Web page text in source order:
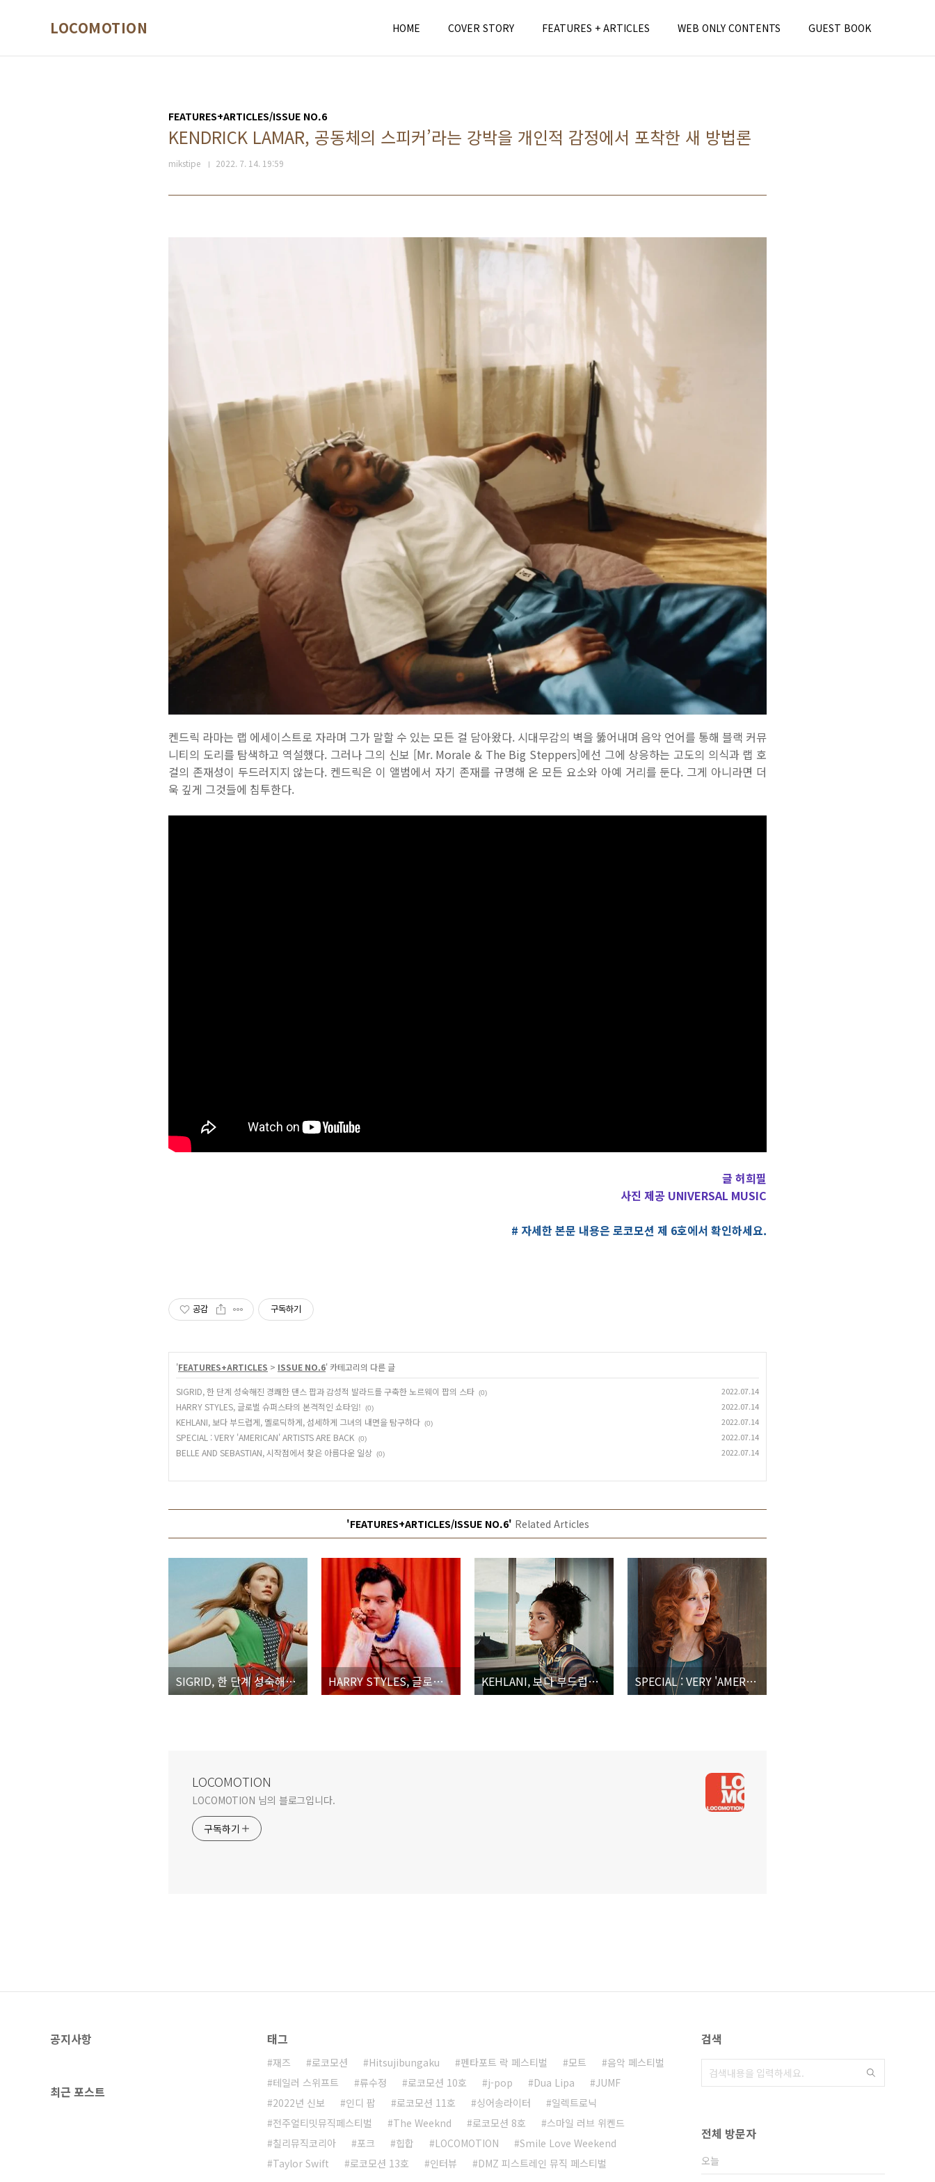
LOCOMOTION HOME COVER STORY FEATURES + ARTICLES WEB ONLY CONTENTS GUEST BOOK
FEATURES+ARTICLES/ISSUE NO.6
KENDRICK LAMAR, 공동체의 스피커’라는 강박을 개인적 감정에서 포착한 새 방법론
mikstipe 2022. 7. 14. 19:59
켄드릭 라마는 랩 에세이스트로 자라며 그가 말할 수 있는 모든 걸 담아왔다. 시대무감의 벽을 뚫어내며 음악 언어를 통해 블랙 커뮤
니티의 도리를 탐색하고 역설했다. 그러나 그의 신보 [Mr. Morale & The Big Steppers]에선 그에 상응하는 고도의 의식과 랩 호
걸의 존재성이 두드러지지 않는다. 켄드릭은 이 앨범에서 자기 존재를 규명해 온 모든 요소와 아예 거리를 둔다. 그게 아니라면 더
욱 깊게 그것들에 침투한다.
글 허희필
사진 제공 UNIVERSAL MUSIC
# 자세한 본문 내용은 로코모션 제 6호에서 확인하세요.
공감 구독하기
'FEATURES+ARTICLES > ISSUE NO.6' 카테고리의 다른 글
SIGRID, 한 단계 성숙해진 경쾌한 댄스 팝과 감성적 발라드를 구축한 노르웨이 팝의 스타 (0) 2022.07.14
HARRY STYLES, 글로벌 슈퍼스타의 본격적인 쇼타임! (0) 2022.07.14
KEHLANI, 보다 부드럽게, 멜로딕하게, 섬세하게 그녀의 내면을 탐구하다 (0) 2022.07.14
SPECIAL : VERY 'AMERICAN' ARTISTS ARE BACK (0) 2022.07.14
BELLE AND SEBASTIAN, 시작점에서 찾은 아름다운 일상 (0) 2022.07.14
'FEATURES+ARTICLES/ISSUE NO.6' Related Articles
SIGRID, 한 단계 성숙해진 경쾌한 댄스 팝과 감성적 발라드를 구축한 노르웨이 팝의 스타 HARRY STYLES, 글로벌 슈퍼스타의 본격적인 쇼타임! KEHLANI, 보다 부드럽게, 멜로딕하게, 섬세하게 그녀의 내면을 탐구하다 SPECIAL : VERY 'AMERICAN' ARTISTS ARE BACK
LOCOMOTION
LOCOMOTION 님의 블로그입니다.
구독하기
공지사항
최근 포스트
태그
재즈 로코모션 Hitsujibungaku 펜타포트 락 페스티벌 모트
음악 페스티벌
테일러 스위프트
류수정 로코모션 10호 j-pop Dua Lipa
JUMF
2022년 신보
인디 팝 로코모션 11호 싱어송라이터
일렉트로닉
전주얼티밋뮤직페스티벌
The Weeknd 로코모션 8호
스마일 러브 위켄드
칠리뮤직코리아
포크 힙합 LOCOMOTION
Smile Love Weekend
Taylor Swift
로코모션 13호 인터뷰 DMZ 피스트레인 뮤직 페스티벌
검색
전체 방문자
오늘